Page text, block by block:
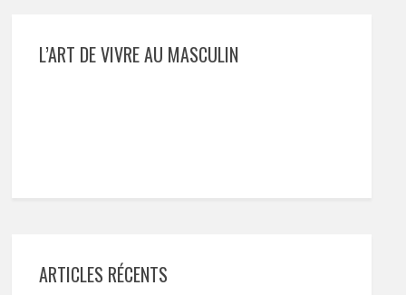
L’ART DE VIVRE AU MASCULIN
ARTICLES RÉCENTS